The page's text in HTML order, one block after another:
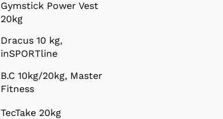
Gymstick Power Vest
20kg
Dracus 10 kg,
inSPORTline
B.C 10kg/20kg, Master
Fitness
TecTake 20kg